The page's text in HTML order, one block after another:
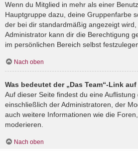
Wenn du Mitglied in mehr als einer
Hauptgruppe dazu, deine Gruppenfarbe
der bei dir standardmäßig angezeigt
Administrator kann dir die Berechtigung
im persönlichen Bereich selbst
Nach oben
Was bedeutet der „Das Team“-Link
Auf dieser Seite findest du eine Auflistung
einschließlich der Administratoren, der
auch weitere Informationen wie die
moderieren.
Nach oben